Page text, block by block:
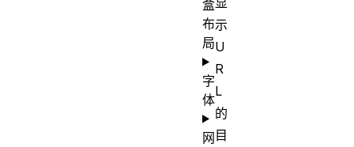
示
U
R
L
的
目
盒
布
局
字
体
网